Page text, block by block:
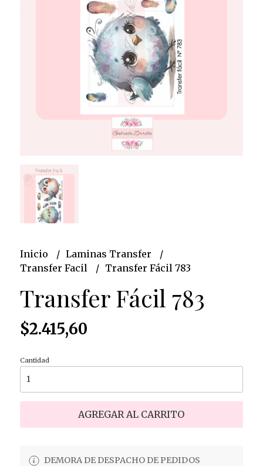
Inicio
Laminas Transfer
Transfer Facil
Transfer Fácil 783
Transfer Fácil 783
$2.415,60
Cantidad
AGREGAR AL CARRITO
DEMORA DE DESPACHO DE PEDIDOS